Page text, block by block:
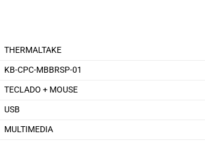
THERMALTAKE
KB-CPC-MBBRSP-01
TECLADO + MOUSE
USB
MULTIMEDIA